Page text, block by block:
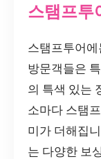
스탬프투
스탬프투어
방문객들은
의 특색 있는
소마다 스탬
미가 더해집
는 다양한 보